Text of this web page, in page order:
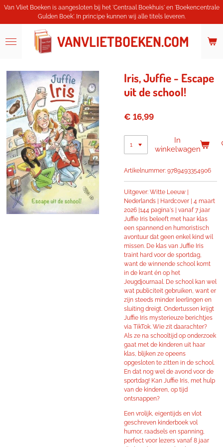
Ga
hoofdinhoud
VANVLIETBOEKEN.COM
Van Vliet Boeken is aangesloten bij het 'Centraal Boekhuis' en 'Boekencentrale
Gulden Boek'. In principe kunnen wij alle titels leveren.
Iris, Juffie - Escape
uit de school!
€ 16,99
In
winkelwagen
Artikelnummer: 9789493354906
Uitgever: Witte Leeuw |
Nederlands |
Hardcover | 4 maart
2026 | 144 pagina's | vanaf 7 jaar
Juffie Iris beleeft met haar klas
een spannend en humoristisch
avontuur dat geen enkel kind wil
missen. De klas van Juffie Iris
traint hard voor de sportdag,
want de winnende school komt
in de krant én op het
Jeugdjournaal. De school kan wel
wat publiciteit gebruiken, want er
zijn steeds minder leerlingen en
sluiting dreigt. Ondertussen krijgt
Juffie Iris mysterieuze berichtjes
via TikTok. Wie zit daarachter?
Als ze na schooltijd op onderzoek
gaat met de kinderen uit haar
klas, blijken ze opeens
opgesloten te zitten in de school.
En dat nog wel de avond voor de
sportdag! Kan Juffie Iris, met hulp
van de kinderen, op tijd
ontsnappen?
Een vrolijk, eigentijds en vlot
geschreven kinderboek vol
humor, raadsels en spanning,
perfect voor lezers vanaf 8 jaar